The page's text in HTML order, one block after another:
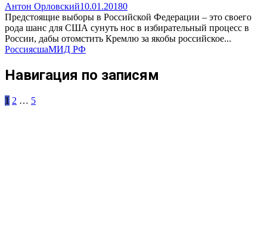
Антон Орловский10.01.20180
Предстоящие выборы в Российской Федерации – это своего
рода шанс для США сунуть нос в избирательный процесс в
России, дабы отомстить Кремлю за якобы российское...
РоссиясшаМИД РФ
Навигация по записям
1 2 … 5